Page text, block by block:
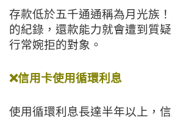
存款低於五千通通稱為月光族！
的紀錄，還款能力就會遭到質疑
行常婉拒的對象。
❌信用卡使用循環利息
使用循環利息長達半年以上，